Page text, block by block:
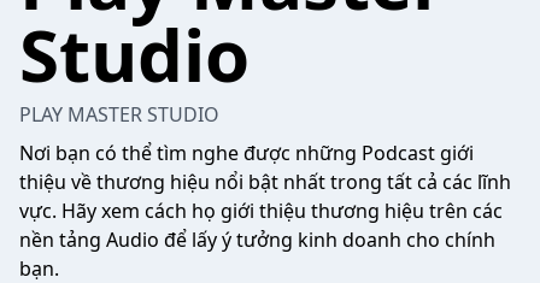
Studio
PLAY MASTER STUDIO
Nơi bạn có thể tìm nghe được những Podcast giới
thiệu về thương hiệu nổi bật nhất trong tất cả các lĩnh
vực. Hãy xem cách họ giới thiệu thương hiệu trên các
nền tảng Audio để lấy ý tưởng kinh doanh cho chính
bạn.